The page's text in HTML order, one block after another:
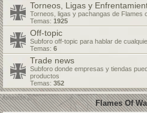
Torneos, Ligas y
Torneos, ligas y pachangas de Flames
Temas: 1925
Off-topic
Subforo off-topic para hablar de
Temas: 6
Trade news
Subforo donde empresas y tiendas
productos
Temas: 352
Flames Of